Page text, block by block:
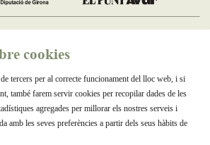
cookies
tercers per al correcte funcionament del lloc web, i si
també farem servir cookies per recopilar dades de les
agregades per millorar els nostres serveis i
amb les seves preferències a partir dels seus hàbits de